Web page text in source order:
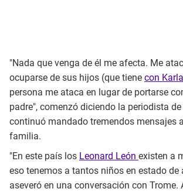
"Nada que venga de él me afecta. Me
ocuparse de sus hijos (que tiene con
persona me ataca en lugar de portarse
padre", comenzó diciendo la periodista de
continuó mandado tremendos mensajes
familia.
"En este país los Leonard León existen a
eso tenemos a tantos niños en estado de
aseveró en una conversación con Trome.